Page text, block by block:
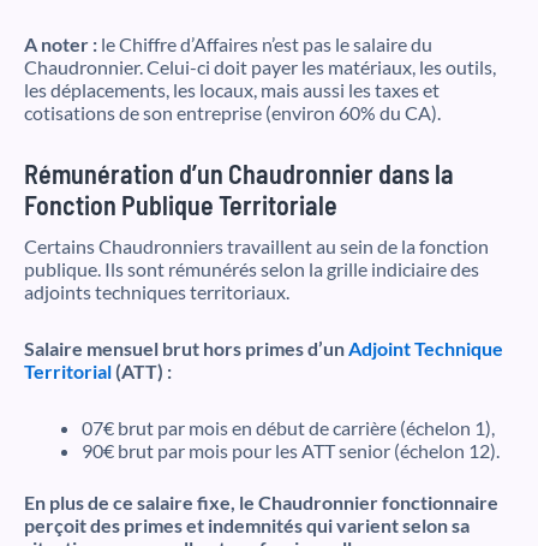
A noter : le Chiffre d’Affaires n’est pas le salaire du
Chaudronnier. Celui-ci doit payer les matériaux, les outils,
les déplacements, les locaux, mais aussi les taxes et
cotisations de son entreprise (environ 60% du CA).
Rémunération d’un Chaudronnier dans la
Fonction Publique Territoriale
Certains Chaudronniers travaillent au sein de la fonction
publique. Ils sont rémunérés selon la grille indiciaire des
adjoints techniques territoriaux.
Salaire mensuel brut hors primes d’unAdjoint Technique
Territorial (ATT) :
07€ brut par mois en début de carrière (échelon 1),
90€ brut par mois pour les ATT senior (échelon 12).
En plus de ce salaire fixe, le Chaudronnier fonctionnaire
perçoit des primes et indemnités qui varient selon sa